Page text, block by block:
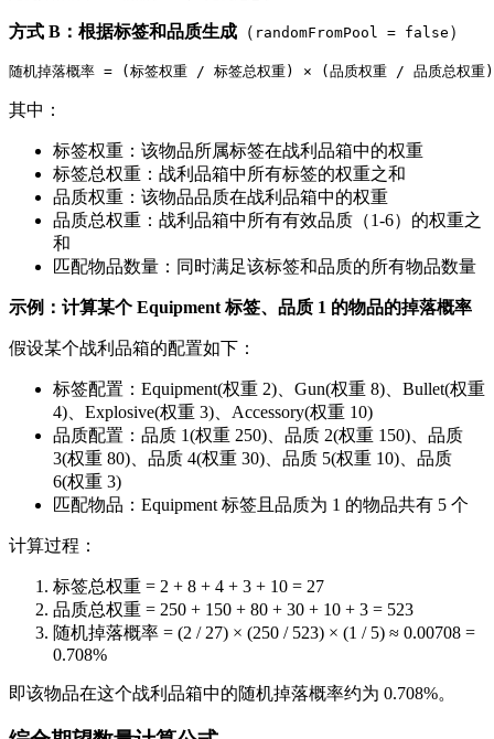
方式 B：根据标签和品质生成 （ randomFromPool = false ）
其中：
标签权重：该物品所属标签在战利品箱中的权重
标签总权重：战利品箱中所有标签的权重之和
品质权重：该物品品质在战利品箱中的权重
品质总权重：战利品箱中所有有效品质（1-6）的权重之
和
匹配物品数量：同时满足该标签和品质的所有物品数量
示例：计算某个 Equipment 标签、品质 1 的物品的掉落概率
假设某个战利品箱的配置如下：
标签配置：Equipment(权重 2)、Gun(权重 8)、Bullet(权重
4)、Explosive(权重 3)、Accessory(权重 10)
品质配置：品质 1(权重 250)、品质 2(权重 150)、品质
3(权重 80)、品质 4(权重 30)、品质 5(权重 10)、品质
6(权重 3)
匹配物品：Equipment 标签且品质为 1 的物品共有 5 个
计算过程：
标签总权重 = 2 + 8 + 4 + 3 + 10 = 27
品质总权重 = 250 + 150 + 80 + 30 + 10 + 3 = 523
随机掉落概率 = (2 / 27) × (250 / 523) × (1 / 5) ≈ 0.00708 =
0.708%
即该物品在这个战利品箱中的随机掉落概率约为 0.708%。